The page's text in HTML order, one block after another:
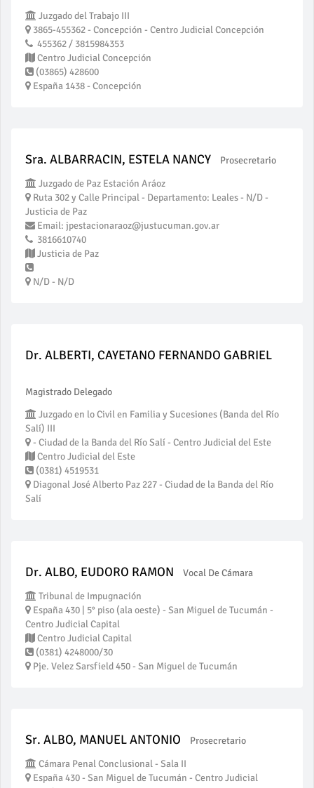
Juzgado del Trabajo III
3865-455362 - Concepción - Centro Judicial Concepción
455362 / 3815984353
Centro Judicial Concepción
(03865) 428600
España 1438 - Concepción
Sra. ALBARRACIN, ESTELA NANCY
Prosecretario
Juzgado de Paz Estación Aráoz
Ruta 302 y Calle Principal - Departamento: Leales - N/D -
Justicia de Paz
Email: jpestacionaraoz@justucuman.gov.ar
3816610740
Justicia de Paz
N/D - N/D
Dr. ALBERTI, CAYETANO FERNANDO GABRIEL
Magistrado Delegado
Juzgado en lo Civil en Familia y Sucesiones (Banda del Río
Salí) III
- Ciudad de la Banda del Río Salí - Centro Judicial del Este
Centro Judicial del Este
(0381) 4519531
Diagonal José Alberto Paz 227 - Ciudad de la Banda del Río
Salí
Dr. ALBO, EUDORO RAMON
Vocal De Cámara
Tribunal de Impugnación
España 430 | 5° piso (ala oeste) - San Miguel de Tucumán -
Centro Judicial Capital
Centro Judicial Capital
(0381) 4248000/30
Pje. Velez Sarsfield 450 - San Miguel de Tucumán
Sr. ALBO, MANUEL ANTONIO
Prosecretario
Cámara Penal Conclusional - Sala II
España 430 - San Miguel de Tucumán - Centro Judicial